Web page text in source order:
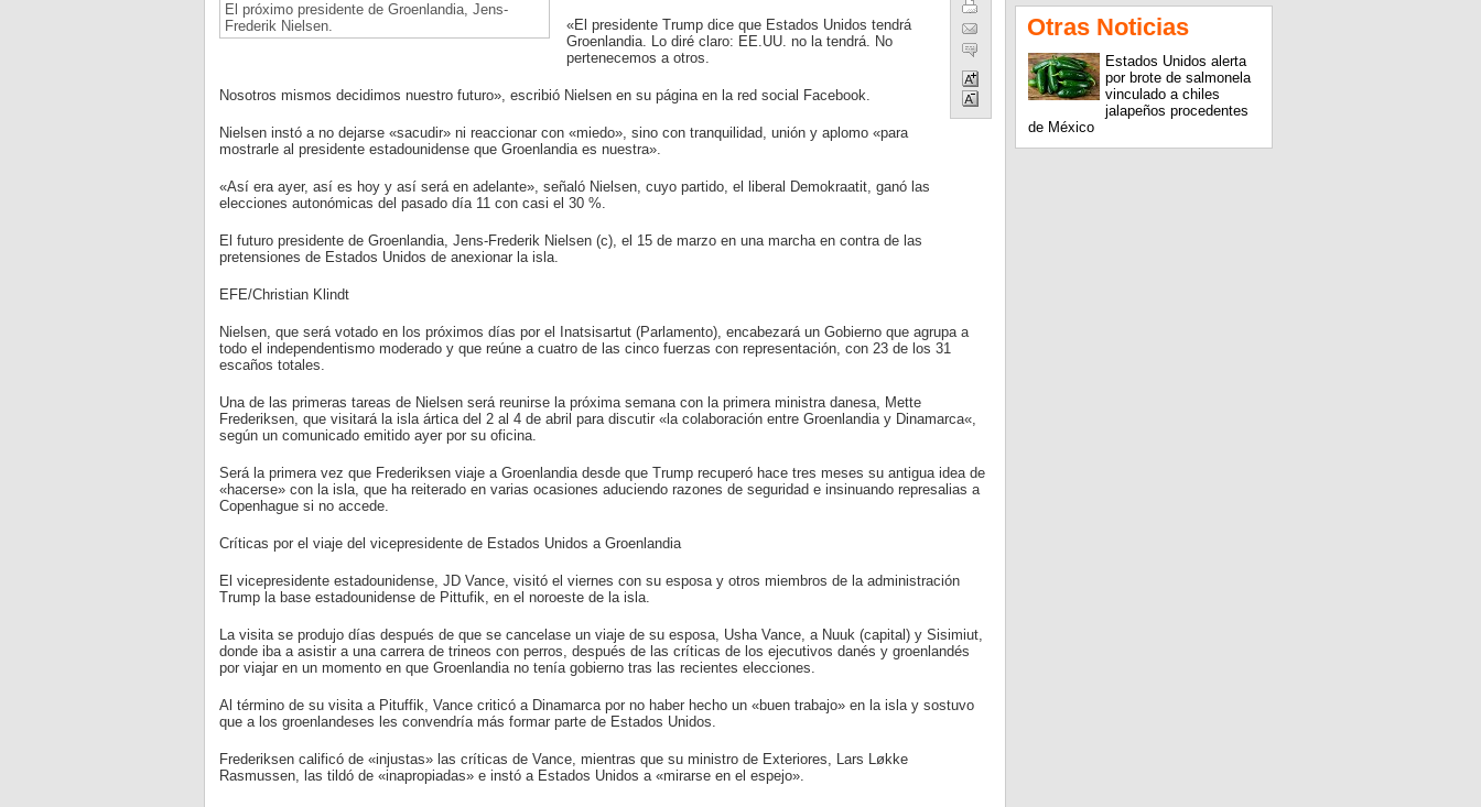
El próximo presidente de Groenlandia, Jens-
Frederik Nielsen.
«El presidente Trump dice que Estados Unidos tendrá
Groenlandia. Lo diré claro: EE.UU. no la tendrá. No
pertenecemos a otros.
Nosotros mismos decidimos nuestro futuro», escribió Nielsen en su página en la red social Facebook.
Nielsen instó a no dejarse «sacudir» ni reaccionar con «miedo», sino con tranquilidad, unión y aplomo «para
mostrarle al presidente estadounidense que Groenlandia es nuestra».
«Así era ayer, así es hoy y así será en adelante», señaló Nielsen, cuyo partido, el liberal Demokraatit, ganó las
elecciones autonómicas del pasado día 11 con casi el 30 %.
El futuro presidente de Groenlandia, Jens-Frederik Nielsen (c), el 15 de marzo en una marcha en contra de las
pretensiones de Estados Unidos de anexionar la isla.
EFE/Christian Klindt
Nielsen, que será votado en los próximos días por el Inatsisartut (Parlamento), encabezará un Gobierno que agrupa a
todo el independentismo moderado y que reúne a cuatro de las cinco fuerzas con representación, con 23 de los 31
escaños totales.
Una de las primeras tareas de Nielsen será reunirse la próxima semana con la primera ministra danesa, Mette
Frederiksen, que visitará la isla ártica del 2 al 4 de abril para discutir «la colaboración entre Groenlandia y Dinamarca«,
según un comunicado emitido ayer por su oficina.
Será la primera vez que Frederiksen viaje a Groenlandia desde que Trump recuperó hace tres meses su antigua idea de
«hacerse» con la isla, que ha reiterado en varias ocasiones aduciendo razones de seguridad e insinuando represalias a
Copenhague si no accede.
Críticas por el viaje del vicepresidente de Estados Unidos a Groenlandia
El vicepresidente estadounidense, JD Vance, visitó el viernes con su esposa y otros miembros de la administración
Trump la base estadounidense de Pittufik, en el noroeste de la isla.
La visita se produjo días después de que se cancelase un viaje de su esposa, Usha Vance, a Nuuk (capital) y Sisimiut,
donde iba a asistir a una carrera de trineos con perros, después de las críticas de los ejecutivos danés y groenlandés
por viajar en un momento en que Groenlandia no tenía gobierno tras las recientes elecciones.
Al término de su visita a Pituffik, Vance criticó a Dinamarca por no haber hecho un «buen trabajo» en la isla y sostuvo
que a los groenlandeses les convendría más formar parte de Estados Unidos.
Frederiksen calificó de «injustas» las críticas de Vance, mientras que su ministro de Exteriores, Lars Løkke
Rasmussen, las tildó de «inapropiadas» e instó a Estados Unidos a «mirarse en el espejo».
Otras Noticias
Estados Unidos alerta
por brote de salmonela
vinculado a chiles
jalapeños procedentes
de México